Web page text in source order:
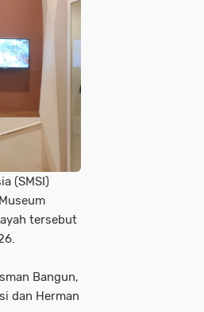
(SMSI)
tersebut
Bangun,
dan Herman